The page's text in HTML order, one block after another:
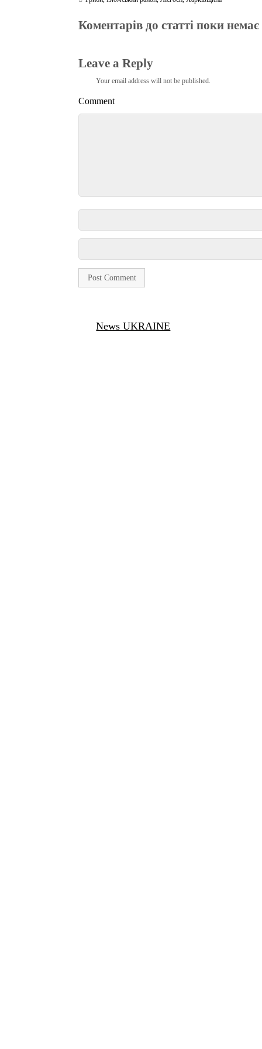
Коментарів до статті поки немає
Leave a Reply
Your email address will not be published.
Comment
News UKRAINE